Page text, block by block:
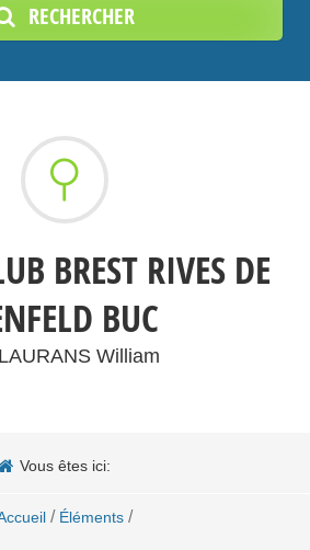
RECHERCHER
BREST RIVES DE
BUC
William
Vous êtes ici:
/ Éléments /